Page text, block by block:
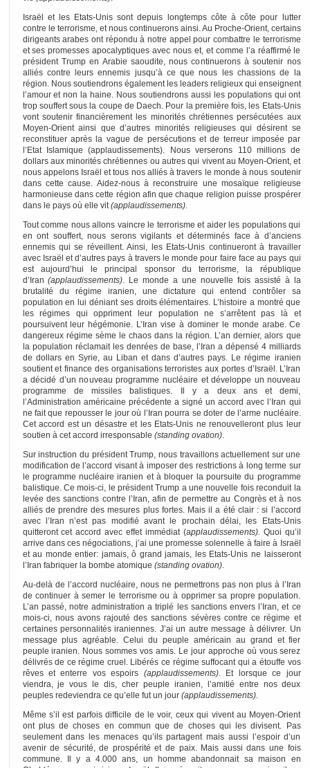
Israël et les Etats-Unis sont depuis longtemps côte à côte pour lutter
contre le terrorisme, et nous continuerons ainsi. Au Proche-Orient, certains
dirigeants arabes ont répondu à notre appel pour combattre le terrorisme
et ses promesses apocalyptiques avec nous et, et comme l’a réaffirmé le
président Trump en Arabie saoudite, nous continuerons à soutenir nos
alliés contre leurs ennemis jusqu’à ce que nous les chassions de la
région. Nous soutiendrons également les leaders religieux qui enseignent
l’amour et non la haine. Nous soutiendrons aussi les populations qui ont
trop souffert sous la coupe de Daech. Pour la première fois, les Etats-Unis
vont soutenir financièrement les minorités chrétiennes persécutées aux
Moyen-Orient ainsi que d’autres minorités religieuses qui désirent se
reconstituer après la vague de persécutions et de terreur imposée par
l’Etat Islamique (applaudissements). Nous verserons 110 millions de
dollars aux minorités chrétiennes ou autres qui vivent au Moyen-Orient, et
nous appelons Israël et tous nos alliés à travers le monde à nous soutenir
dans cette cause. Aidez-nous à reconstruire une mosaïque religieuse
harmonieuse dans cette région afin que chaque religion puisse prospérer
dans le pays où elle vit(applaudissements).
Tout comme nous allons vaincre le terrorisme et aider les populations qui
en ont souffert, nous serons vigilants et déterminés face à d’anciens
ennemis qui se réveillent. Ainsi, les Etats-Unis continueront à travailler
avec Israël et d’autres pays à travers le monde pour faire face au pays qui
est aujourd’hui le principal sponsor du terrorisme, la république
d’Iran(applaudissements). Le monde a une nouvelle fois assisté à la
brutalité du régime iranien, une dictature qui entend contrôler sa
population en lui déniant ses droits élémentaires. L’histoire a montré que
les régimes qui oppriment leur population ne s’arrêtent pas là et
poursuivent leur hégémonie. L’Iran vise à dominer le monde arabe. Ce
dangereux régime sème le chaos dans la région. L’an dernier, alors que
la population réclamait les denrées de base, l’Iran a dépensé 4 milliards
de dollars en Syrie, au Liban et dans d’autres pays. Le régime iranien
soutient et finance des organisations terroristes aux portes d’Israël. L’Iran
a décidé d’un nouveau programme nucléaire et développe un nouveau
programme de missiles balistiques. Il y a deux ans et demi,
l’Administration américaine précédente a signé un accord avec l’Iran qui
ne fait que repousser le jour où l’Iran pourra se doter de l’arme nucléaire.
Cet accord est un désastre et les Etats-Unis ne renouvelleront plus leur
soutien à cet accord irresponsable (standing ovation).
Sur instruction du président Trump, nous travaillons actuellement sur une
modification de l’accord visant à imposer des restrictions à long terme sur
le programme nucléaire iranien et à bloquer la poursuite du programme
balistique. Ce mois-ci, le président Trump a une nouvelle fois reconduit la
levée des sanctions contre l’Iran, afin de permettre au Congrès et à nos
alliés de prendre des mesures plus fortes. Mais il a été clair : si l’accord
avec l’Iran n’est pas modifié avant le prochain délai, les Etats-Unis
quitteront cet accord avec effet immédiat (applaudissements). Quoi qu’il
arrive dans ces négociations, j’ai une promesse solennelle à faire à Israël
et au monde entier: jamais, ô grand jamais, les Etats-Unis ne laisseront
l’Iran fabriquer la bombe atomique (standing ovation).
Au-delà de l’accord nucléaire, nous ne permettrons pas non plus à l’Iran
de continuer à semer le terrorisme ou à opprimer sa propre population.
L’an passé, notre administration a triplé les sanctions envers l’Iran, et ce
mois-ci, nous avons rajouté des sanctions sévères contre ce régime et
certaines personnalités iraniennes. J’ai un autre message à délivrer. Un
message plus agréable. Celui du peuple américain au grand et fier
peuple iranien. Nous sommes vos amis. Le jour approche où vous serez
délivrés de ce régime cruel. Libérés ce régime suffocant qui a étouffe vos
rêves et enterre vos espoirs (applaudissements). Et lorsque ce jour
viendra, je vous le dis, cher peuple iranien, l’amitié entre nos deux
peuples redeviendra ce qu’elle fut un jour (applaudissements).
Même s’il est parfois difficile de le voir, ceux qui vivent au Moyen-Orient
ont plus de choses en commun que de choses qui les divisent. Pas
seulement dans les menaces qu’ils partagent mais aussi l’espoir d’un
avenir de sécurité, de prospérité et de paix. Mais aussi dans une fois
commune. Il y a 4.000 ans, un homme abandonnait sa maison en